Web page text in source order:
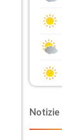
Notizie